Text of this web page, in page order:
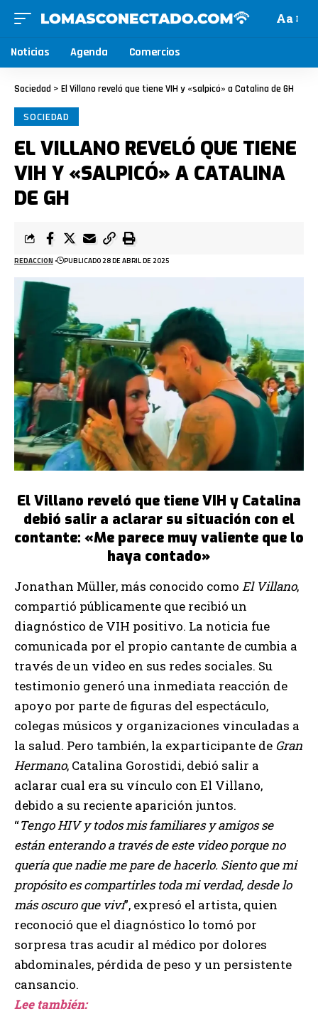
Aa
Noticias Agenda Comercios
Sociedad > El Villano reveló que tiene VIH y «salpicó» a Catalina de GH
SOCIEDAD
EL VILLANO REVELÓ QUE TIENE
VIH Y «SALPICÓ» A CATALINA
DE GH
REDACCION PUBLICADO 28 DE ABRIL DE 2025
El Villano reveló que tiene VIH y Catalina
debió salir a aclarar su situación con el
contante: «Me parece muy valiente que lo
haya contado»
Jonathan Müller, más conocido como El Villano,
compartió públicamente que recibió un
diagnóstico de VIH positivo. La noticia fue
comunicada por el propio cantante de cumbia a
través de un video en sus redes sociales. Su
testimonio generó una inmediata reacción de
apoyo por parte de figuras del espectáculo,
colegas músicos y organizaciones vinculadas a
la salud. Pero también, la exparticipante de Gran
Hermano, Catalina Gorostidi, debió salir a
aclarar cual era su vínculo con El Villano,
debido a su reciente aparición juntos.
“Tengo HIV y todos mis familiares y amigos se
están enterando a través de este video porque no
quería que nadie me pare de hacerlo. Siento que mi
propósito es compartirles toda mi verdad, desde lo
más oscuro que viví”, expresó el artista, quien
reconoció que el diagnóstico lo tomó por
sorpresa tras acudir al médico por dolores
abdominales, pérdida de peso y un persistente
cansancio.
Lee también: